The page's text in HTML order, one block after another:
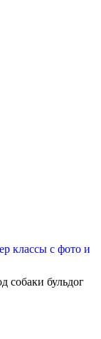
классы с фото и
собаки бульдог